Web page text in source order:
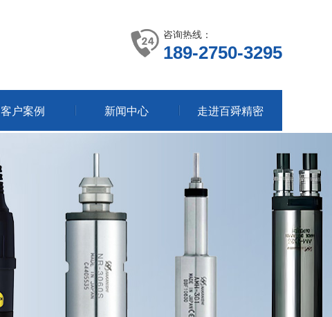
咨询热线：
189-2750-3295
客户案例 新闻中心 走进百舜精密